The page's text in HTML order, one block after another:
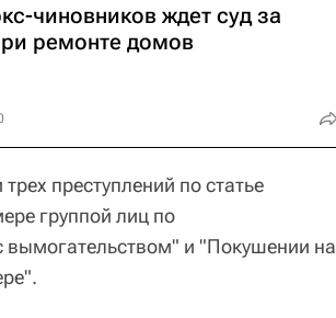
чиновников ждет суд за
ремонте домов
преступлений по статье
группой лиц по
вымогательством" и "Покушении на